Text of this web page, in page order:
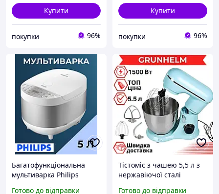
Купити
покупки 96%
Купити
покупки 96%
Багатофункціональна
мультиварка Philips
Готово до відправки
Тістоміс з чашею 5,5 л з
нержавіючої сталі
Готово до відправки